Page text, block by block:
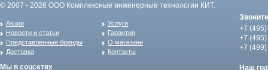
© 2007 - 2026 ООО Комплексные инженерные технологии КИТ.
Акции
Новости и статьи
Представленные бренды
Доставка
Услуги
Гарантия
О магазине
Контакты
Мы в соцсетях
Звоните
+7 (495)
+7 (495)
+7 (499)
Наш